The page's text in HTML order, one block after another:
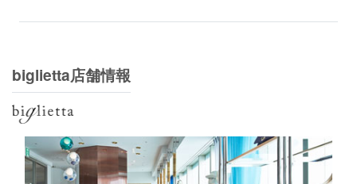
biglietta店舗情報